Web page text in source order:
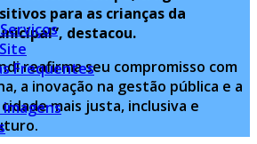
Frequentes
imagens
para as crianças da
destacou.
reafirma seu compromisso com
a inovação na gestão pública e a
mais justa, inclusiva e